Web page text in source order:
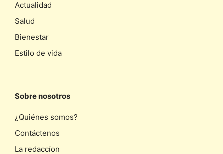
Actualidad
Salud
Bienestar
Estilo de vida
Sobre nosotros
¿Quiénes somos?
Contáctenos
La redaccíon